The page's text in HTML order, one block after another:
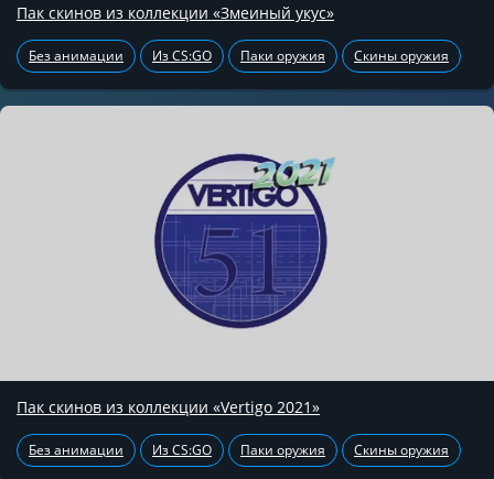
Пак скинов из коллекции «Змеиный укус»
Без анимации Из CS:GO Паки оружия Скины оружия
Пак скинов из коллекции «Vertigo 2021»
Без анимации Из CS:GO Паки оружия Скины оружия